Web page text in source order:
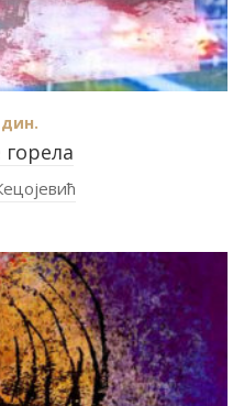
горела
дин.